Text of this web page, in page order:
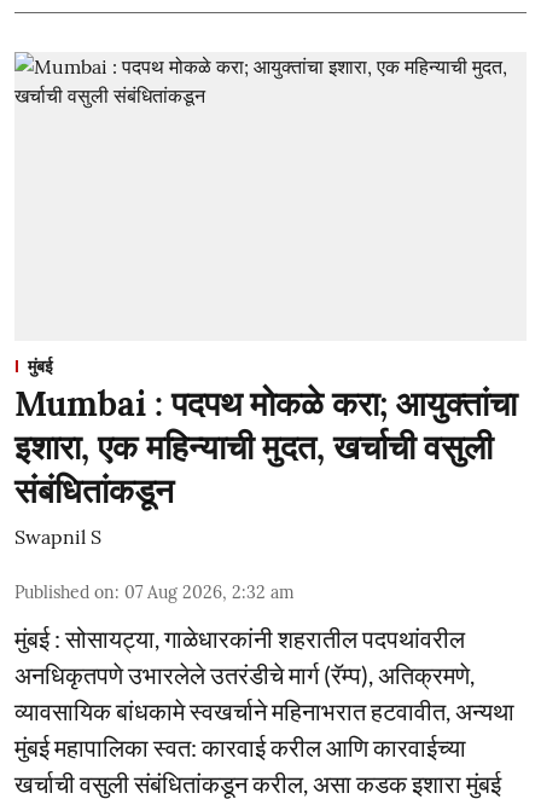
मुंबई
Mumbai : पदपथ मोकळे करा; आयुक्तांचा
इशारा, एक महिन्याची मुदत, खर्चाची वसुली
संबंधितांकडून
Swapnil S
Published on: 07 Aug 2026, 2:32 am
मुंबई : सोसायट्या, गाळेधारकांनी शहरातील पदपथांवरील
अनधिकृतपणे उभारलेले उतरंडीचे मार्ग (रॅम्प), अतिक्रमणे,
व्यावसायिक बांधकामे स्वखर्चाने महिनाभरात हटवावीत, अन्यथा
मुंबई महापालिका स्वत: कारवाई करील आणि कारवाईच्या
खर्चाची वसुली संबंधितांकडून करील, असा कडक इशारा मुंबई